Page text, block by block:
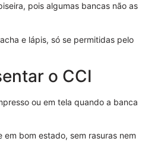
pois algumas bancas não as
e lápis, só se permitidas pelo
o CCI
ou em tela quando a banca
em bom estado, sem rasuras nem